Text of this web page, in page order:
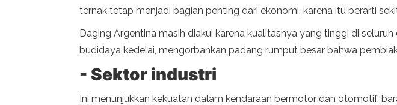
ternak tetap menjadi bagian penting dari ekonomi, karena itu berarti
Daging Argentina masih diakui karena kualitasnya yang tinggi di
budidaya kedelai, mengorbankan padang rumput besar bahwa
- Sektor industri
Ini menunjukkan kekuatan dalam kendaraan bermotor dan otomotif,